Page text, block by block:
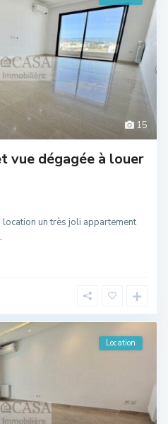
15
vue dégagée à louer
un très joli appartement
Location